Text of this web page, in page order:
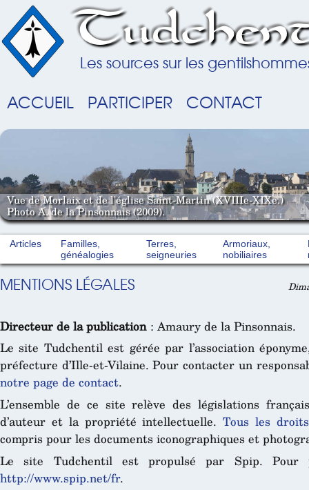
Les sources sur les
ACCUEIL PARTICIPER CONTACT
Vue de Morlaix et de l'église Saint-Martin (XVIIIe-XIXe.)
Photo A. de la Pinsonnais (2009).
Articles
Familles,
généalogies
Terres,
seigneuries
Armoriaux,
nobiliaires
MENTIONS LÉGALES
Directeur de la publication: Amaury de la Pinsonnais.
Le site Tudchentil est gérée par l’association
préfecture d’Ille-et-Vilaine. Pour contacter un
notre page de contact.
L’ensemble de ce site relève des législations
d’auteur et la propriété intellectuelle.Tous les
compris pour les documents iconographiques et
Le site Tudchentil est propulsé par Spip. Pour
http://www.spip.net/fr.